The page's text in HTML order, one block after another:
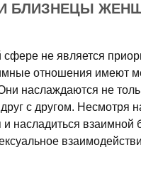
БЛИЗНЕЦЫ
сфере не является
отношения имеют
наслаждаются не
с другом. Несмотря
и насладиться